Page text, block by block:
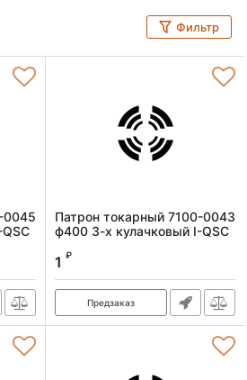
Фильтр
0045
Патрон токарный 7100-0043
ф400 3-х кулачковый I-QSC
Артикул:
1 ₽
Предзаказ